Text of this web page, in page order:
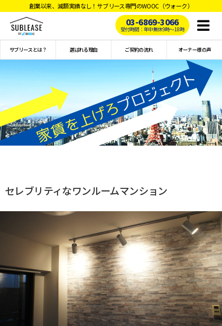
創業以来、減額実績なし！サブリース専門のWOOC（ウォーク）
03-6869-3066
受付時間：年中無休9時〜18時
サブリースとは？ 選ばれる理由 ご契約の流れ オーナー様の声
セレブリティなワンルームマンション